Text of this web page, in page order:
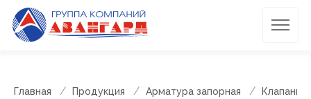
Главная Продукция Арматура запорная Клапаны